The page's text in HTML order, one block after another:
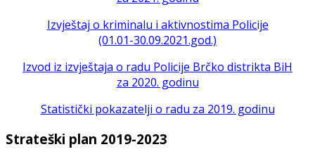
Izvještaj o kriminalu i aktivnostima Policije
(01.01-30.09.2021.god.)
Izvod iz izvještaja o radu Policije Brčko distrikta BiH
za 2020. godinu
Statistički pokazatelji o radu za 2019. godinu
Strateški plan 2019-2023